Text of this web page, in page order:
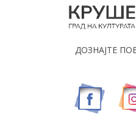
ДОЗНАЈТЕ